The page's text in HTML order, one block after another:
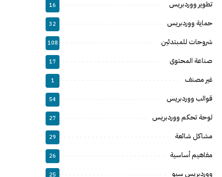
تطوير ووردبريس 16
حماية ووردبريس 32
شروحات للمبتدئين 108
صناعة المحتوى 17
غير مصنف 1
قوالب ووردبريس 54
لوحة تحكم ووردبريس 27
مشاكل شائعة 29
مفاهيم أساسية 26
ووردبريس سيو 25